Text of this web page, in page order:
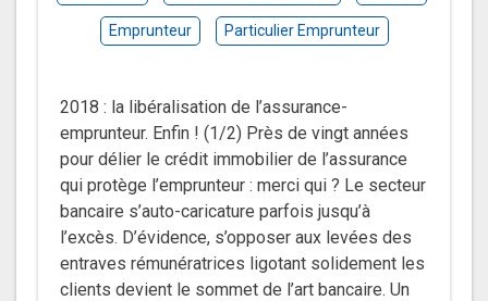
Emprunteur Particulier Emprunteur
2018 : la libéralisation de l’assurance-
emprunteur. Enfin ! (1/2) Près de vingt années
pour délier le crédit immobilier de l’assurance
qui protège l’emprunteur : merci qui ? Le secteur
bancaire s’auto-caricature parfois jusqu’à
l’excès. D’évidence, s’opposer aux levées des
entraves rémunératrices ligotant solidement les
clients devient le sommet de l’art bancaire. Un